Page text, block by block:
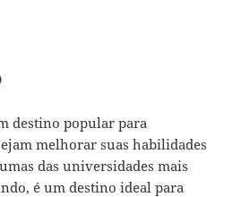
destino popular para
melhorar suas habilidades
das universidades mais
é um destino ideal para